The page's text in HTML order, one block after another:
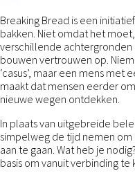
Breaking Bread is een
bakken. Niet omdat het
verschillende
bouwen vertrouwen op.
‘casus’, maar een mens met
maakt dat mensen eerder
nieuwe wegen ontdekken.
In plaats van uitgebreide
simpelweg de tijd nemen
aan te gaan. Wat heb je
basis om vanuit verbinding